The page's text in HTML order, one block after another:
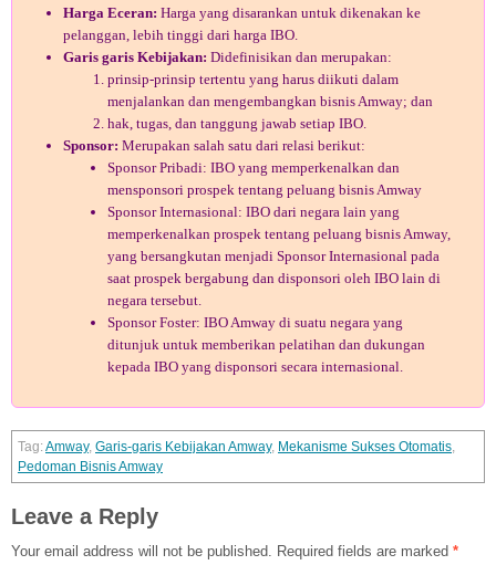
Harga Eceran: Harga yang disarankan untuk dikenakan ke
pelanggan, lebih tinggi dari harga IBO.
Garis garis Kebijakan: Didefinisikan dan merupakan:
prinsip-prinsip tertentu yang harus diikuti dalam
menjalankan dan mengembangkan bisnis Amway; dan
hak, tugas, dan tanggung jawab setiap IBO.
Sponsor: Merupakan salah satu dari relasi berikut:
Sponsor Pribadi: IBO yang memperkenalkan dan
mensponsori prospek tentang peluang bisnis Amway
Sponsor Internasional: IBO dari negara lain yang
memperkenalkan prospek tentang peluang bisnis Amway,
yang bersangkutan menjadi Sponsor Internasional pada
saat prospek bergabung dan disponsori oleh IBO lain di
negara tersebut.
Sponsor Foster: IBO Amway di suatu negara yang
ditunjuk untuk memberikan pelatihan dan dukungan
kepada IBO yang disponsori secara internasional.
Amway, Garis-garis Kebijakan Amway, Mekanisme Sukses Otomatis,
Pedoman Bisnis Amway
Leave a Reply
Your email address will not be published. Required fields are marked *